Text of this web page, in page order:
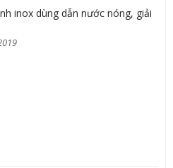
inox dùng dẫn nước nóng, giải